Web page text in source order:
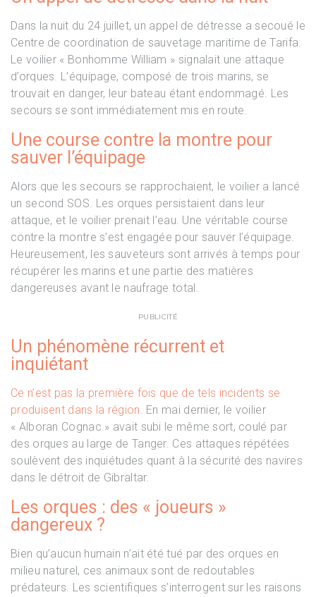
Dans la nuit du 24 juillet, un appel de détresse a secoué le
Centre de coordination de sauvetage maritime de Tarifa.
Le voilier « Bonhomme William » signalait une attaque
d’orques. L’équipage, composé de trois marins, se
trouvait en danger, leur bateau étant endommagé. Les
secours se sont immédiatement mis en route.
Une course contre la montre pour
sauver l’équipage
Alors que les secours se rapprochaient, le voilier a lancé
un second SOS. Les orques persistaient dans leur
attaque, et le voilier prenait l’eau. Une véritable course
contre la montre s’est engagée pour sauver l’équipage.
Heureusement, les sauveteurs sont arrivés à temps pour
récupérer les marins et une partie des matières
dangereuses avant le naufrage total.
PUBLICITÉ
Un phénomène récurrent et
inquiétant
Ce n’est pas la première fois que de tels incidents se
produisent dans la région. En mai dernier, le voilier
« Alboran Cognac » avait subi le même sort, coulé par
des orques au large de Tanger. Ces attaques répétées
soulèvent des inquiétudes quant à la sécurité des navires
dans le détroit de Gibraltar.
Les orques : des « joueurs »
dangereux ?
Bien qu’aucun humain n’ait été tué par des orques en
milieu naturel, ces animaux sont de redoutables
prédateurs. Les scientifiques s’interrogent sur les raisons